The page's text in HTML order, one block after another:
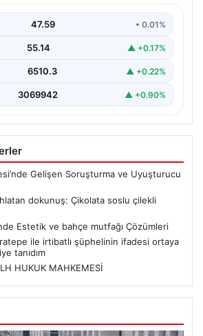
Tarifi", "content": "Hayatın…
47.59 • 0.01%
55.14 ▲ +0.17%
6510.3 ▲ +0.22%
3069942 ▲ +0.90%
Gelişen Soruşturma ve Uyuşturucu
dokunuş: Çikolata soslu çilekli
Estetik ve bahçe mutfağı Çözümleri
ile irtibatlı şüphelinin ifadesi ortaya
tanıdım
HUKUK MAHKEMESİ